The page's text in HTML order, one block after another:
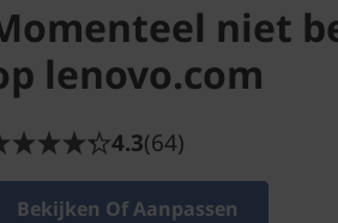
niet
lenovo.com
4.3(64)
Bekijken Of Aanpassen